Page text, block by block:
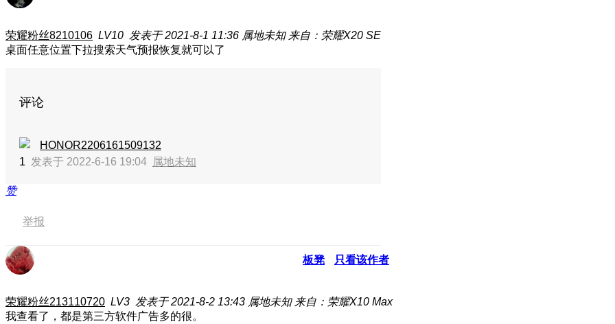
荣耀粉丝8210106 LV10 发表于 2021-8-1 11:36 属地未知 来自：荣耀X20 SE
桌面任意位置下拉搜索天气预报恢复就可以了
评论
HONOR2206161509132
1 发表于 2022-6-16 19:04 属地未知
赞
举报
板凳 只看该作者
荣耀粉丝213110720 LV3 发表于 2021-8-2 13:43 属地未知 来自：荣耀X10 Max
我查看了，都是第三方软件广告多的很。